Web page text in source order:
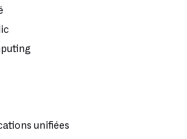
unifiées